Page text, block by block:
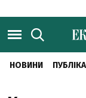
НОВИНИ